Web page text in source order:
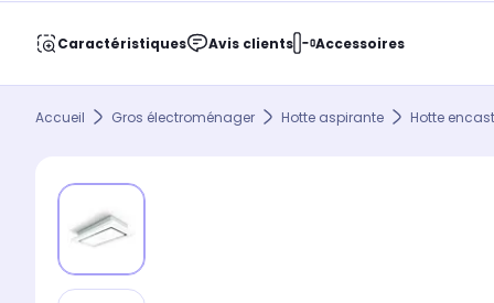
Caractéristiques Avis clients Accessoires
Accueil Gros électroménager Hotte aspirante Hotte